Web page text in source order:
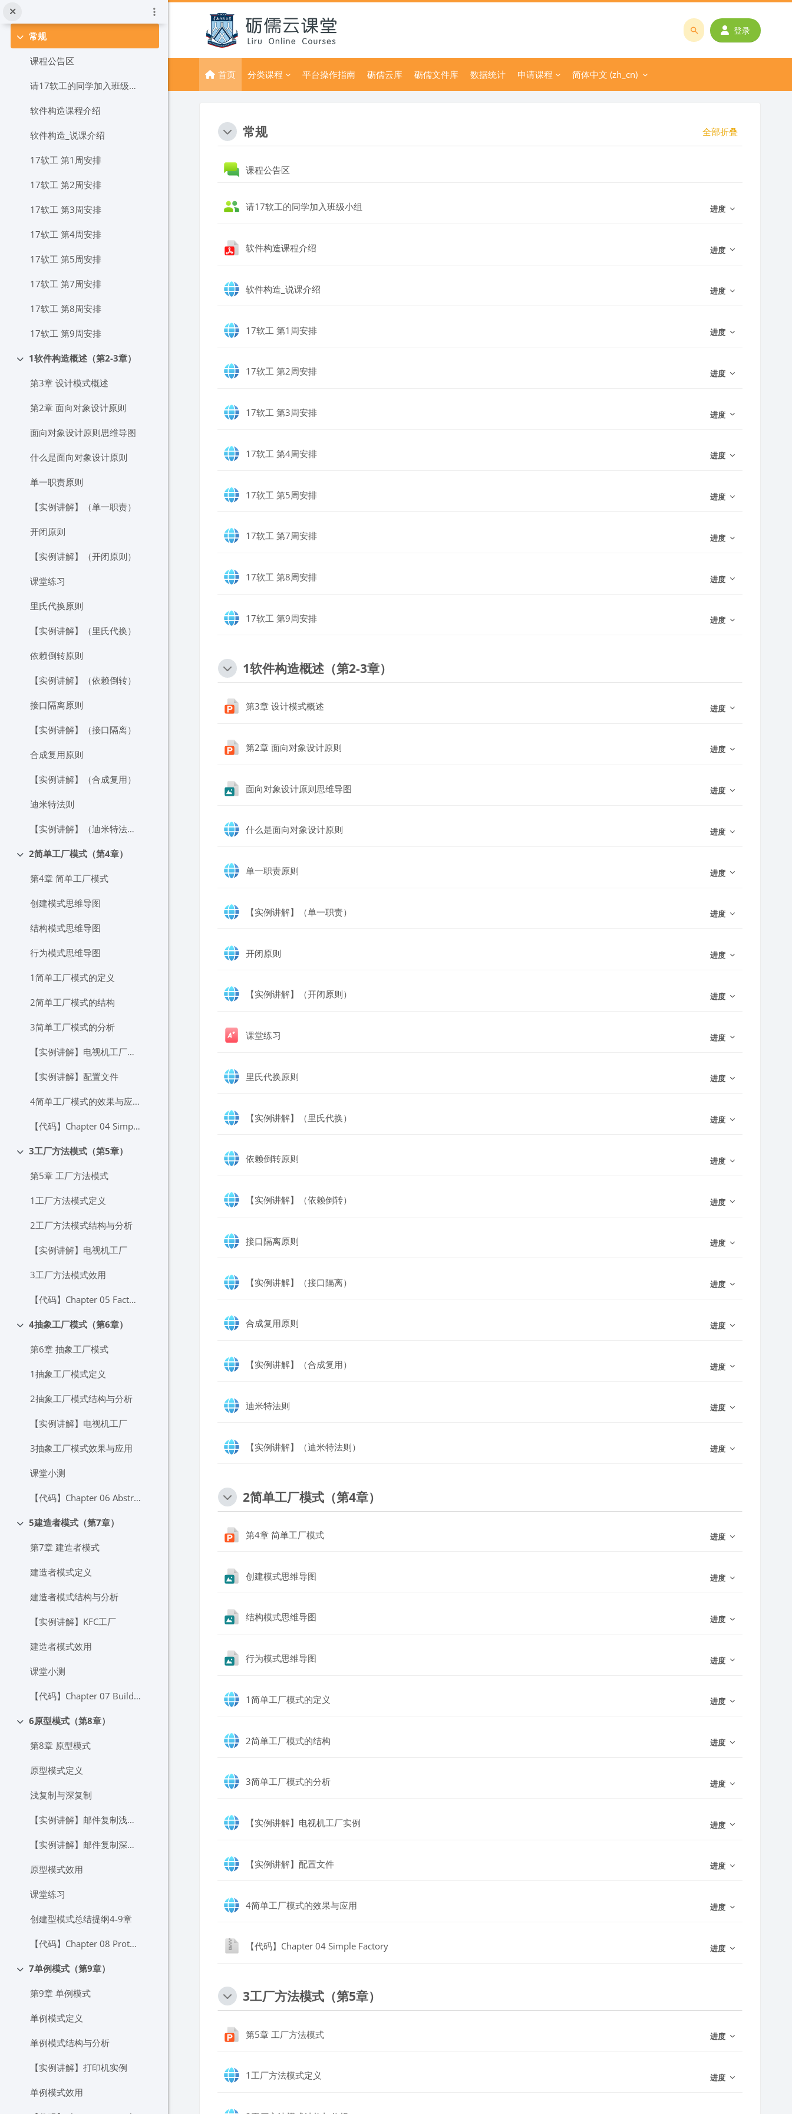
跳到主要内容
折叠
常规
课程公告区
请17软工的同学加入班级小组
软件构造课程介绍
软件构造_说课介绍
17软工 第1周安排
17软工 第2周安排
17软工 第3周安排
17软工 第4周安排
17软工 第5周安排
17软工 第7周安排
17软工 第8周安排
17软工 第9周安排
折叠
1软件构造概述（第2-3章）
第3章 设计模式概述
第2章 面向对象设计原则
面向对象设计原则思维导图
什么是面向对象设计原则
单一职责原则
【实例讲解】（单一职责）
开闭原则
【实例讲解】（开闭原则）
课堂练习
里氏代换原则
【实例讲解】（里氏代换）
依赖倒转原则
【实例讲解】（依赖倒转）
接口隔离原则
【实例讲解】（接口隔离）
合成复用原则
【实例讲解】（合成复用）
迪米特法则
【实例讲解】（迪米特法则）
折叠
2简单工厂模式（第4章）
第4章 简单工厂模式
创建模式思维导图
结构模式思维导图
行为模式思维导图
1简单工厂模式的定义
2简单工厂模式的结构
3简单工厂模式的分析
【实例讲解】电视机工厂实例
【实例讲解】配置文件
4简单工厂模式的效果与应用
【代码】Chapter 04 Simple Factory
折叠
3工厂方法模式（第5章）
第5章 工厂方法模式
1工厂方法模式定义
2工厂方法模式结构与分析
【实例讲解】电视机工厂
3工厂方法模式效用
【代码】Chapter 05 Factory Method
折叠
4抽象工厂模式（第6章）
第6章 抽象工厂模式
1抽象工厂模式定义
2抽象工厂模式结构与分析
【实例讲解】电视机工厂
3抽象工厂模式效果与应用
课堂小测
【代码】Chapter 06 Abstract Factory
折叠
5建造者模式（第7章）
第7章 建造者模式
建造者模式定义
建造者模式结构与分析
【实例讲解】KFC工厂
建造者模式效用
课堂小测
【代码】Chapter 07 Builder
折叠
6原型模式（第8章）
第8章 原型模式
原型模式定义
浅复制与深复制
【实例讲解】邮件复制浅克隆
【实例讲解】邮件复制深克隆
原型模式效用
课堂练习
创建型模式总结提纲4-9章
【代码】Chapter 08 Prototype
折叠
7单例模式（第9章）
第9章 单例模式
单例模式定义
单例模式结构与分析
【实例讲解】打印机实例
单例模式效用
搜
登录
首页 分类课程 平台操作指南 砺儒云库 砺儒文件库 数据统计 申请课程 简体中文 ‎(zh_cn)‎
版块
章节大纲
常规 全部折叠
课程公告区
请17软工的同学加入班级小组 进度
软件构造课程介绍 进度
软件构造_说课介绍网页 进度
17软工 第1周安排网页 进度
17软工 第2周安排网页 进度
17软工 第3周安排网页 进度
17软工 第4周安排网页 进度
17软工 第5周安排网页 进度
17软工 第7周安排网页 进度
17软工 第8周安排网页 进度
17软工 第9周安排网页 进度
1软件构造概述（第2-3章）
第3章 设计模式概述 进度
第2章 面向对象设计原则 进度
面向对象设计原则思维导图 进度
什么是面向对象设计原则网页 进度
单一职责原则网页 进度
【实例讲解】（单一职责） 进度
开闭原则网页 进度
【实例讲解】（开闭原则） 进度
课堂练习 进度
里氏代换原则网页 进度
【实例讲解】（里氏代换） 进度
依赖倒转原则网页 进度
【实例讲解】（依赖倒转） 进度
接口隔离原则网页 进度
【实例讲解】（接口隔离） 进度
合成复用原则网页 进度
【实例讲解】（合成复用） 进度
迪米特法则网页 进度
【实例讲解】（迪米特法则） 进度
2简单工厂模式（第4章）
第4章 简单工厂模式 进度
创建模式思维导图 进度
结构模式思维导图 进度
行为模式思维导图 进度
1简单工厂模式的定义 进度
2简单工厂模式的结构网页 进度
3简单工厂模式的分析网页 进度
【实例讲解】电视机工厂实例网页 进度
【实例讲解】配置文件网页 进度
4简单工厂模式的效果与应用网页 进度
【代码】Chapter 04 Simple Factory 进度
3工厂方法模式（第5章）
第5章 工厂方法模式 进度
1工厂方法模式定义 进度